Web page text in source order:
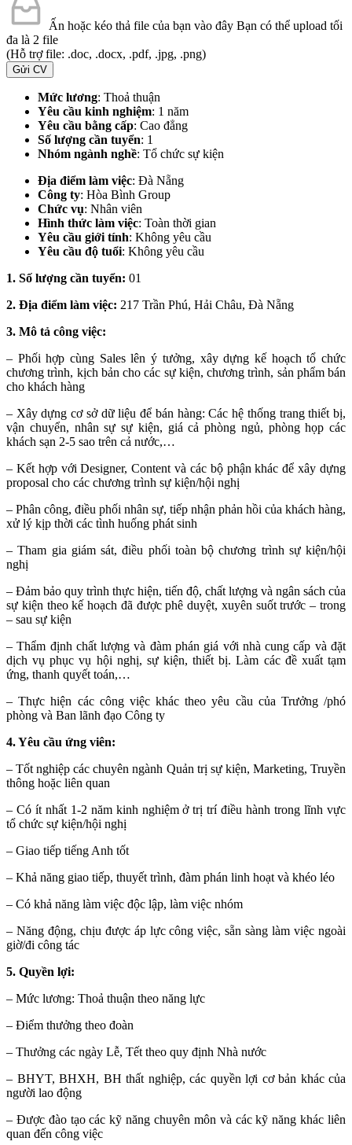
Ấn hoặc kéo thả file của bạn vào đây Bạn có thể upload tối
đa là 2 file
(Hỗ trợ file: .doc, .docx, .pdf, .jpg, .png)
Gửi CV
Mức lương: Thoả thuận
Yêu cầu kinh nghiệm: 1 năm
Yêu cầu bằng cấp: Cao đẳng
Số lượng cần tuyển: 1
Nhóm ngành nghề: Tổ chức sự kiện
Địa điểm làm việc: Đà Nẵng
Công ty: Hòa Bình Group
Chức vụ: Nhân viên
Hình thức làm việc: Toàn thời gian
Yêu cầu giới tính: Không yêu cầu
Yêu cầu độ tuổi: Không yêu cầu
1. Số lượng cần tuyển: 01
2. Địa điểm làm việc: 217 Trần Phú, Hải Châu, Đà Nẵng
3. Mô tả công việc:
– Phối hợp cùng Sales lên ý tưởng, xây dựng kế hoạch tổ chức
chương trình, kịch bản cho các sự kiện, chương trình, sản phẩm bán
cho khách hàng
– Xây dựng cơ sở dữ liệu để bán hàng: Các hệ thống trang thiết bị,
vận chuyển, nhân sự sự kiện, giá cả phòng ngủ, phòng họp các
khách sạn 2-5 sao trên cả nước,…
– Kết hợp với Designer, Content và các bộ phận khác để xây dựng
proposal cho các chương trình sự kiện/hội nghị
– Phân công, điều phối nhân sự, tiếp nhận phản hồi của khách hàng,
xử lý kịp thời các tình huống phát sinh
– Tham gia giám sát, điều phối toàn bộ chương trình sự kiện/hội
nghị
– Đảm bảo quy trình thực hiện, tiến độ, chất lượng và ngân sách của
sự kiện theo kế hoạch đã được phê duyệt, xuyên suốt trước – trong
– sau sự kiện
– Thẩm định chất lượng và đàm phán giá với nhà cung cấp và đặt
dịch vụ phục vụ hội nghị, sự kiện, thiết bị. Làm các đề xuất tạm
ứng, thanh quyết toán,…
– Thực hiện các công việc khác theo yêu cầu của Trưởng /phó
phòng và Ban lãnh đạo Công ty
4. Yêu cầu ứng viên:
– Tốt nghiệp các chuyên ngành Quản trị sự kiện, Marketing, Truyền
thông hoặc liên quan
– Có ít nhất 1-2 năm kinh nghiệm ở trị trí điều hành trong lĩnh vực
tổ chức sự kiện/hội nghị
– Giao tiếp tiếng Anh tốt
– Khả năng giao tiếp, thuyết trình, đàm phán linh hoạt và khéo léo
– Có khả năng làm việc độc lập, làm việc nhóm
– Năng động, chịu được áp lực công việc, sẵn sàng làm việc ngoài
giờ/đi công tác
5. Quyền lợi:
– Mức lương: Thoả thuận theo năng lực
– Điểm thưởng theo đoàn
– Thưởng các ngày Lễ, Tết theo quy định Nhà nước
– BHYT, BHXH, BH thất nghiệp, các quyền lợi cơ bản khác của
người lao động
– Được đào tạo các kỹ năng chuyên môn và các kỹ năng khác liên
quan đến công việc